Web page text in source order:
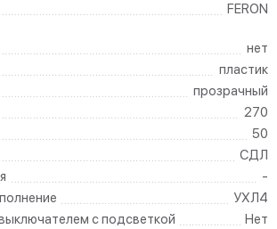
FERON
нет
пластик
прозрачный
270
50
СДЛ
-
УХЛ4
с подсветкой
Нет